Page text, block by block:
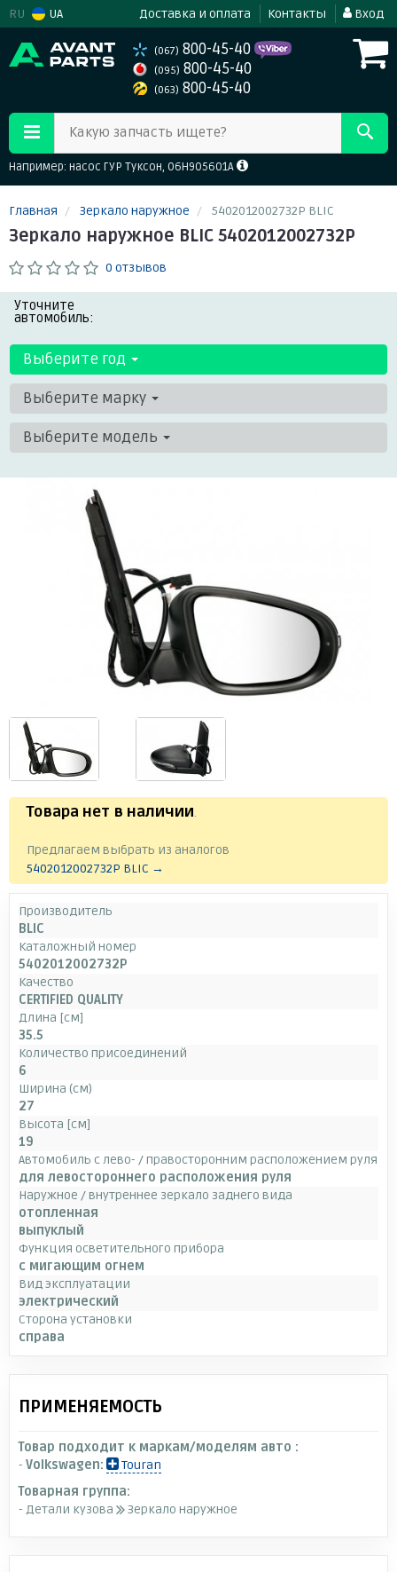
RU UA Доставка и оплата Контакты Вход
(067) 800-45-40
(095) 800-45-40
(063) 800-45-40
Какую запчасть ищете?
Например: насос ГУР Туксон, 06H905601A
Главная Зеркало наружное 5402012002732P BLIC
Зеркало наружное BLIC 5402012002732P
0 отзывов
Уточните
автомобиль:
Выберите год
Выберите марку
Выберите модель
Товара нет в наличии.
Предлагаем выбрать из аналогов
5402012002732P BLIC →
Производитель
BLIC
Каталожный номер
5402012002732P
Качество
CERTIFIED QUALITY
Длина [см]
35.5
Количество присоединений
6
Ширина (см)
27
Высота [см]
19
Автомобиль с лево- / правосторонним расположением руля
для левостороннего расположения руля
Наружное / внутреннее зеркало заднего вида
отопленная
выпуклый
Функция осветительного прибора
с мигающим огнем
Вид эксплуатации
электрический
Сторона установки
справа
ПРИМЕНЯЕМОСТЬ
Товар подходит к маркам/моделям авто :
- Volkswagen:
Touran
Товарная группа:
- Детали кузова
Зеркало наружное